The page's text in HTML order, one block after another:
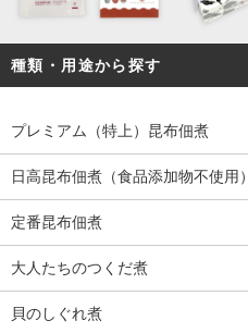
種類・用途から探す
プレミアム（特上）昆布佃煮
日高昆布佃煮（食品添加物不使用）
定番昆布佃煮
大人たちのつくだ煮
貝のしぐれ煮